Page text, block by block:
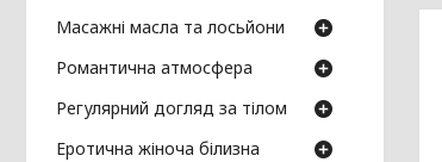
Масажні масла та лосьйони
Романтична атмосфера
Регулярний догляд за тілом
Еротична жіноча білизна